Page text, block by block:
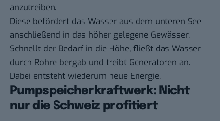
anzutreiben.
Diese befördert das Wasser aus dem unteren See
anschließend in das höher gelegene Gewässer.
Schnellt der Bedarf in die Höhe, fließt das Wasser
durch Rohre bergab und treibt Generatoren an.
Dabei entsteht wiederum neue Energie.
Pumpspeicherkraftwerk: Nicht
nur die Schweiz profitiert